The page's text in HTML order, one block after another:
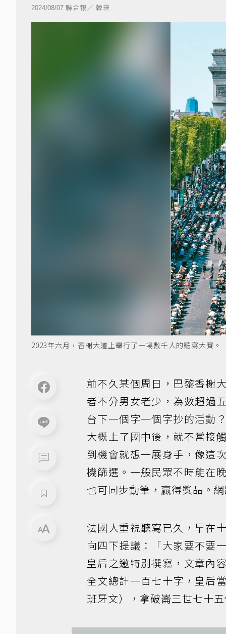
2024/08/07 聯合報／ 韓璞
2023年六月，香榭大道上舉行了一場數千人的聽寫大賽。
前不久某個周日，巴黎香榭
者不分男女老少，為數超過
台下一個字一個字抄的活動
大概上了國中後，就不常接
到機會就想一展身手，像這
機篩選。一般民眾不時能在
也可同步動筆，贏得獎品。
法國人重視聽寫已久，早在
向四下提議：「大家要不要
皇后之邀特別撰寫，文章內
全文總計一百七十字，皇后
班牙文），拿破崙三世七十